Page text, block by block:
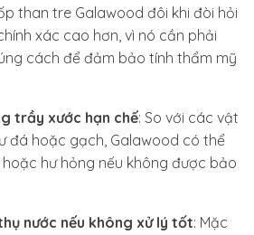
than tre Galawood đôi khi đòi hỏi
xác cao hơn, vì nó cần phải
cách để đảm bảo tính thẩm mỹ
trầy xước hạn chế: So với các vật
đá hoặc gạch, Galawood có thể
hư hỏng nếu không được bảo
nước nếu không xử lý tốt: Mặc